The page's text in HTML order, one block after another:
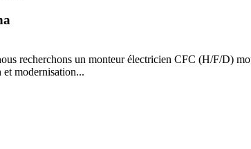
recherchons un monteur électricien CFC (H/F/D)
modernisation...